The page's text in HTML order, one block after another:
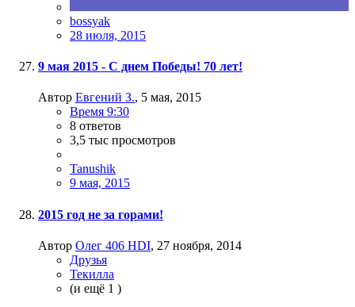
bossyak
28 июля, 2015
9 мая 2015 - С днем Победы! 70 лет!
Автор Евгений З., 5 мая, 2015
Время 9:30
8 ответов
3,5 тыс просмотров
Tanushik
9 мая, 2015
2015 год не за горами!
Автор Олег 406 HDI, 27 ноября, 2014
Друзья
Текилла
(и ещё 1 )